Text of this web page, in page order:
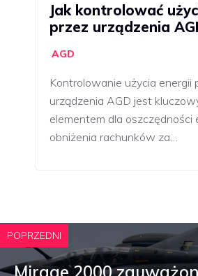
Jak kontrolować
przez urządzenia
AGD
Kontrolowanie użycia energii
urządzenia AGD jest
elementem dla oszczędności
obniżenia rachunków za…
POPRZEDNI
Mirage 2000